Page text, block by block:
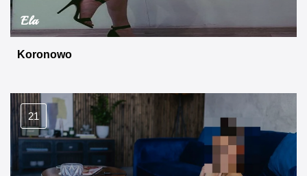
Ela
Koronowo
21